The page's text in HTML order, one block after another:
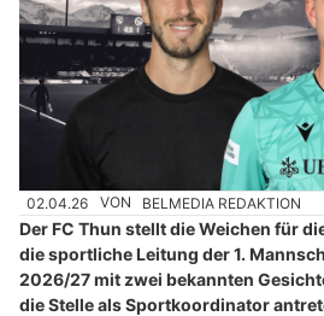
02.04.26 VON BELMEDIA REDAKTION
Der FC Thun stellt die Weichen für
die sportliche Leitung der 1.
2026/27 mit zwei bekannten
die Stelle als Sportkoordinator